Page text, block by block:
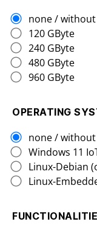
none / without
120 GByte
240 GByte
480 GByte
960 GByte
OPERATING
none / without
Windows 11
Linux-Debian
Linux-